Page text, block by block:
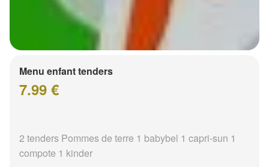
Menu enfant tenders
7.99 €
2 tenders Pommes de terre 1 babybel 1 capri-sun 1
compote 1 kinder